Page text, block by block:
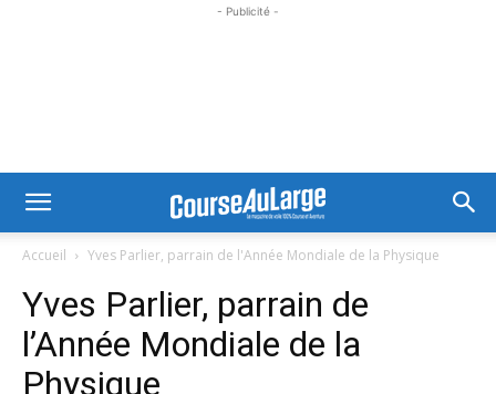
- Publicité -
Accueil Yves Parlier, parrain de l'Année Mondiale de la Physique
Yves Parlier, parrain de
l’Année Mondiale de la
Physique